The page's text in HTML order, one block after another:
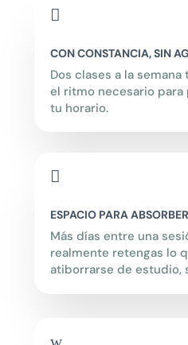

CON CONSTANCIA, SIN
Dos clases a la
el ritmo necesario
tu horario.

ESPACIO PARA ABSORBER
Más días entre una
realmente retengas lo
atiborrarse de estudio,